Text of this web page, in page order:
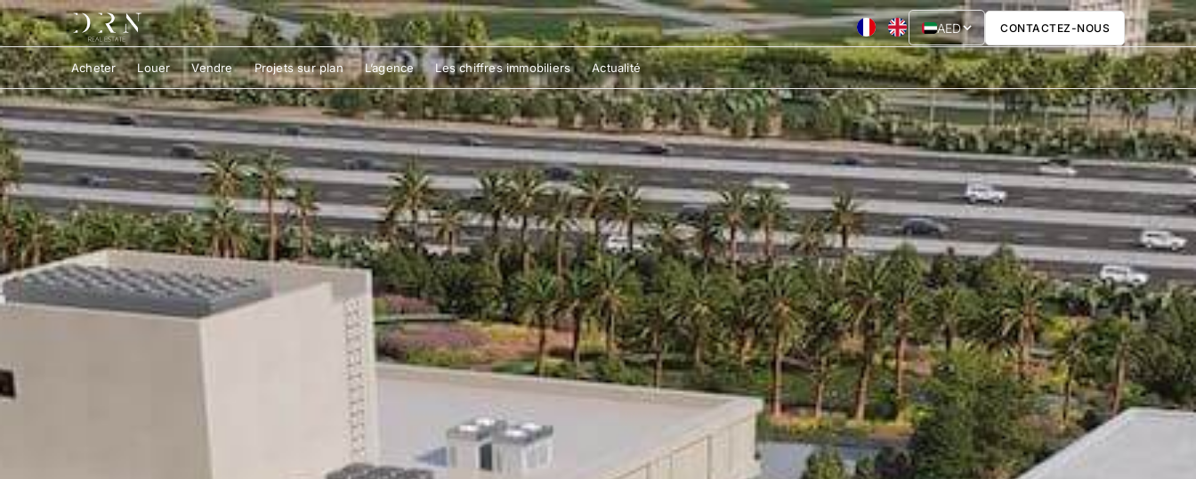
AED CONTACTEZ-NOUS
Acheter Louer Vendre Projets sur plan L’agence Les chiffres immobiliers Actualité